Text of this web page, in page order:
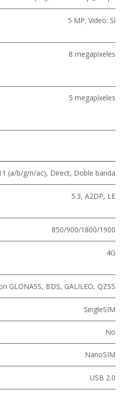
5 MP; Video: Sí
8 megapíxeles
5 megapíxeles
(a/b/g/n/ac), Direct, Doble banda
5.3, A2DP, LE
850/900/1800/1900
4G
GLONASS, BDS, GALILEO, QZSS
SingleSIM
No
NanoSIM
USB 2.0